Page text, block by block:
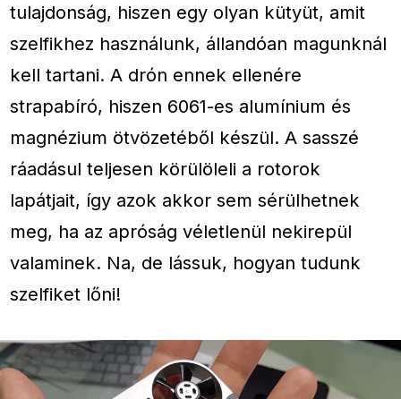
tulajdonság, hiszen egy olyan kütyüt, amit
szelfikhez használunk, állandóan magunknál
kell tartani. A drón ennek ellenére
strapabíró, hiszen 6061-es alumínium és
magnézium ötvözetéből készül. A sasszé
ráadásul teljesen körülöleli a rotorok
lapátjait, így azok akkor sem sérülhetnek
meg, ha az apróság véletlenül nekirepül
valaminek. Na, de lássuk, hogyan tudunk
szelfiket lőni!